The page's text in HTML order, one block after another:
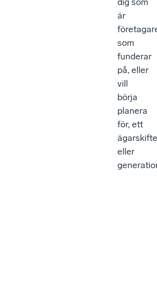
är
som
funderar
på, eller
vill
börja
planera
för, ett
eller